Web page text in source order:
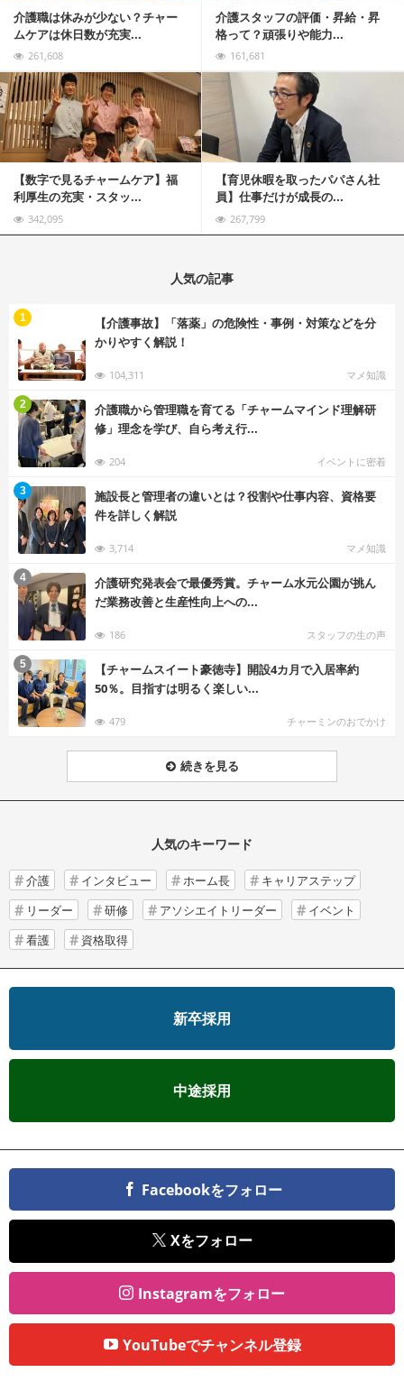
介護職は休みが少ない？チャー
ムケアは休日数が充実...
261,608
介護スタッフの評価・昇給・昇
格って？頑張りや能力...
161,681
【数字で見るチャームケア】福
利厚生の充実・スタッ...
342,095
【育児休暇を取ったパパさん社
員】仕事だけが成長の...
267,799
記事を読む
人気の記事
【介護事故】「落薬」の危険性・事例・対策などを分
かりやすく解説！
104,311 マメ知識
1
介護職から管理職を育てる「チャームマインド理解研
修」理念を学び、自ら考え行...
204 イベントに密着
2
施設長と管理者の違いとは？役割や仕事内容、資格要
件を詳しく解説
3,714 マメ知識
3
介護研究発表会で最優秀賞。チャーム水元公園が挑ん
だ業務改善と生産性向上への...
186 スタッフの生の声
4
【チャームスイート豪徳寺】開設4カ月で入居率約
50％。目指すは明るく楽しい...
479 チャーミンのおでかけ
5
続きを見る
人気のキーワード
介護 インタビュー ホーム長
キャリアステップ
リーダー
研修 アソシエイトリーダー
イベント
看護
資格取得
新卒採用
中途採用
Facebookをフォロー
Xをフォロー
Instagramをフォロー
YouTubeでチャンネル登録